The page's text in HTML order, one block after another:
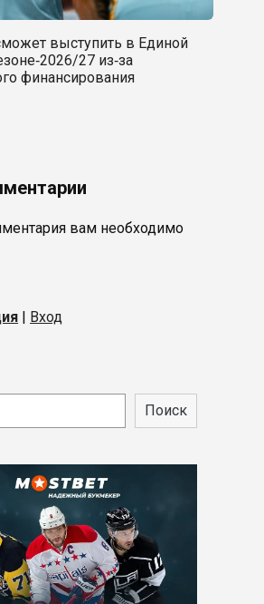
выступить в Единой
27 из‑за
финансирования
вам необходимо
| Вход
Поиск